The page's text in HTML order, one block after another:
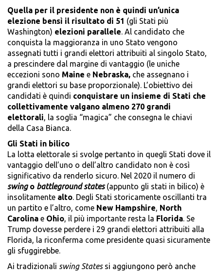
Quella per il presidente non è quindi un’unica
elezione bensì il risultato di 51 (gli Stati più
Washington) elezioni parallele. Al candidato che
conquista la maggioranza in uno Stato vengono
assegnati tutti i grandi elettori attribuiti al singolo Stato,
a prescindere dal margine di vantaggio (le uniche
eccezioni sono Maine e Nebraska, che assegnano i
grandi elettori su base proporzionale). L’obiettivo dei
candidati è quindi conquistare un insieme di Stati che
collettivamente valgano almeno 270 grandi
elettorali, la soglia “magica” che consegna le chiavi
della Casa Bianca.
Gli Stati in bilico
La lotta elettorale si svolge pertanto in quegli Stati dove il
vantaggio dell’uno o dell’altro candidato non è così
significativo da renderlo sicuro. Nel 2020 il numero di
swing o battleground states(appunto gli stati in bilico) è
insolitamente alto. Degli Stati storicamente oscillanti tra
un partito e l’altro, come New Hampshire, North
Carolina e Ohio, il più importante resta la Florida. Se
Trump dovesse perdere i 29 grandi elettori attribuiti alla
Florida, la riconferma come presidente quasi sicuramente
gli sfuggirebbe.
Ai tradizionali swing Statessi aggiungono però anche